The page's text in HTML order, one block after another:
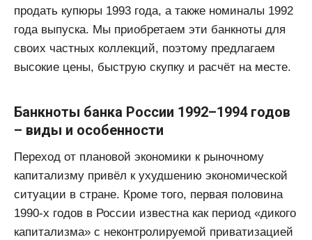
продать купюры 1993 года, а также номиналы 1992
года выпуска. Мы приобретаем эти банкноты для
своих частных коллекций, поэтому предлагаем
высокие цены, быструю скупку и расчёт на месте.
Банкноты банка России 1992–1994 годов
– виды и особенности
Переход от плановой экономики к рыночному
капитализму привёл к ухудшению экономической
ситуации в стране. Кроме того, первая половина
1990-х годов в России известна как период «дикого
капитализма» с неконтролируемой приватизацией